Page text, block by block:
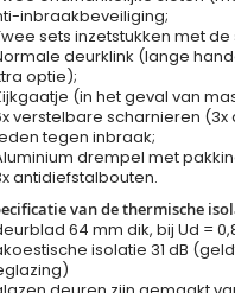
inbraakbeveiliging;
sets inzetstukken met de
deurklink (lange
optie);
(in het geval van
verstelbare scharnieren
tegen inbraak;
drempel met
antidiefstalbouten.
van de thermische
64 mm dik, bij Ud =
isolatie 31 dB